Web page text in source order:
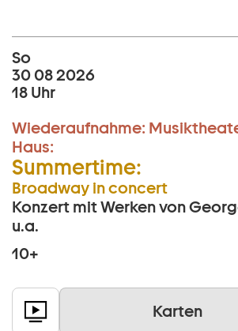
So
30 08 2026
18 Uhr
Wiederaufnahme:
Haus:
Summertime:
Broadway in concert
Konzert mit Werken von
u.a.
10+
Karten